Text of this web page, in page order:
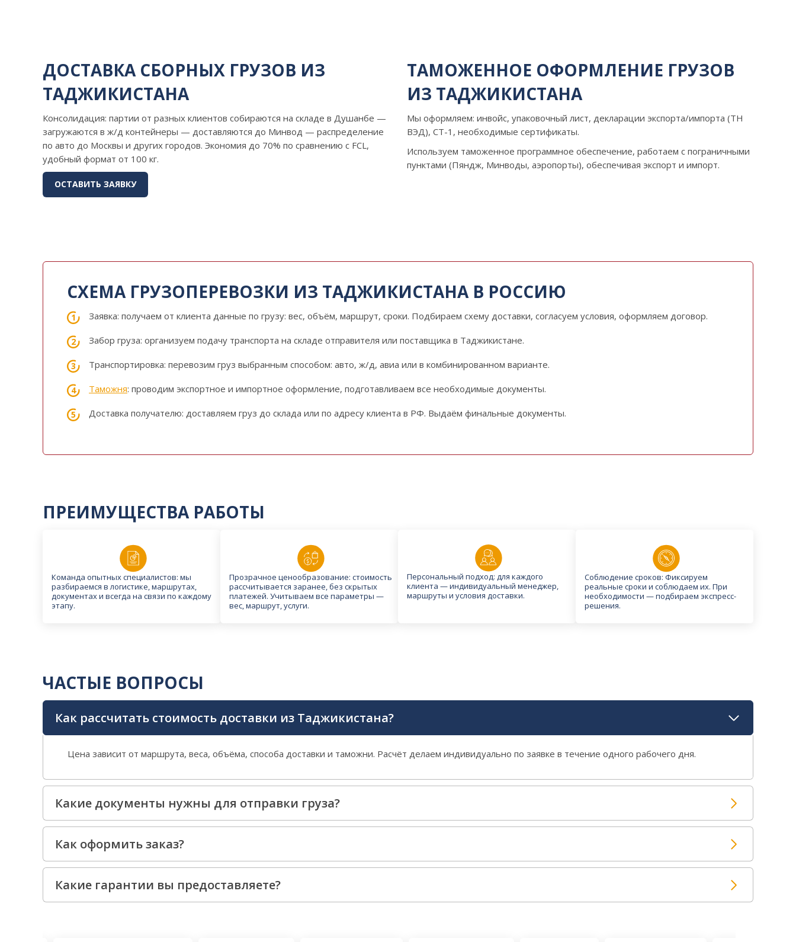
ДОСТАВКА СБОРНЫХ ГРУЗОВ ИЗ
ТАДЖИКИСТАНА
Консолидация: партии от разных клиентов собираются на складе в Душанбе —
загружаются в ж/д контейнеры — доставляются до Минвод — распределение
по авто до Москвы и других городов. Экономия до 70% по сравнению с FCL,
удобный формат от 100 кг.
ОСТАВИТЬ ЗАЯВКУ
ТАМОЖЕННОЕ ОФОРМЛЕНИЕ ГРУЗОВ
ИЗ ТАДЖИКИСТАНА
Мы оформляем: инвойс, упаковочный лист, декларации экспорта/импорта (ТН
ВЭД), СТ-1, необходимые сертификаты.
Используем таможенное программное обеспечение, работаем с пограничными
пунктами (Пяндж, Минводы, аэропорты), обеспечивая экспорт и импорт.
СХЕМА ГРУЗОПЕРЕВОЗКИ ИЗ ТАДЖИКИСТАНА В РОССИЮ
Заявка: получаем от клиента данные по грузу: вес, объём, маршрут, сроки. Подбираем схему доставки, согласуем условия, оформляем договор.
Забор груза: организуем подачу транспорта на складе отправителя или поставщика в Таджикистане.
Транспортировка: перевозим груз выбранным способом: авто, ж/д, авиа или в комбинированном варианте.
Таможня: проводим экспортное и импортное оформление, подготавливаем все необходимые документы.
Доставка получателю: доставляем груз до склада или по адресу клиента в РФ. Выдаём финальные документы.
ПРЕИМУЩЕСТВА РАБОТЫ
Команда опытных специалистов: мы
разбираемся в логистике, маршрутах,
документах и всегда на связи по каждому
этапу.
Прозрачное ценообразование: стоимость
рассчитывается заранее, без скрытых
платежей. Учитываем все параметры —
вес, маршрут, услуги.
Персональный подход: для каждого
клиента — индивидуальный менеджер,
маршруты и условия доставки.
Соблюдение сроков: Фиксируем
реальные сроки и соблюдаем их. При
необходимости — подбираем экспресс-
решения.
ЧАСТЫЕ ВОПРОСЫ
Как рассчитать стоимость доставки из Таджикистана?
Цена зависит от маршрута, веса, объёма, способа доставки и таможни. Расчёт делаем индивидуально по заявке в течение одного рабочего дня.
Какие документы нужны для отправки груза?
Как оформить заказ?
Какие гарантии вы предоставляете?